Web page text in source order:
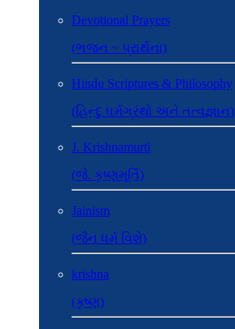
Devotional Prayers
(ભજન ~ પ્રાર્થના)
Hindu Scriptures & Philosophy
(હિન્દુ ધર્મગ્રંથો અને તત્વજ્ઞાન)
J. Krishnamurti
(જે. કૃષ્ણમૂર્તિ)
Jainism
(જૈન ધર્મ વિશે)
krishna
(કૃષ્ણ)